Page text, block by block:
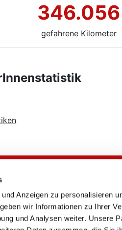
Anzeigen zu personalisieren
wir Informationen zu Ihrer
und Analysen weiter. Unsere
346.056
gefahrene Kilometer
Kontakt
FAQ
Statistik